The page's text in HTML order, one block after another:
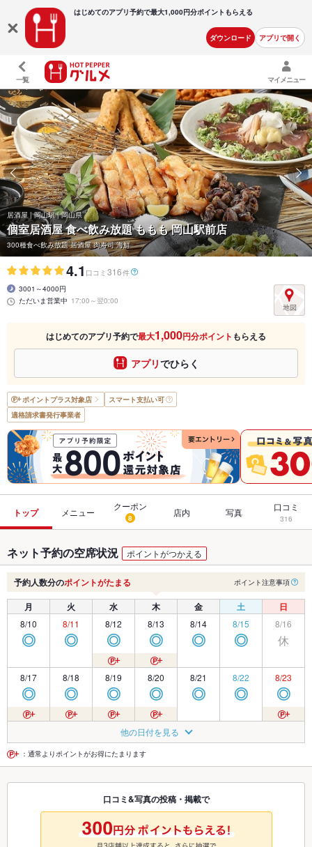
はじめてのアプリ予約で最大1,000円分ポイントもらえる
ダウンロード アプリで開く
一覧 マイメニュー
居酒屋 | 岡山駅 | 岡山県
個室居酒屋 食べ飲み放題 ももも 岡山駅前店
300種食べ飲み放題 居酒屋 肉寿司 海鮮
4.1 口コミ 316件
3001～4000円
ただいま営業中 17:00～翌0:00
はじめてのアプリ予約で最大1,000円分ポイント もらえる
アプリでひらく
ポイントプラス対象店
スマート支払い可
適格請求書発行事業者
トップ メニュー
クーポン
8 店内 写真 口コミ
316
ネット予約の空席状況 ポイントがつかえる
予約人数分のポイントがたまる ポイント注意事項
月 火 水 木 金 土 日
8/10
◎
8/11
◎
8/12
◎
8/13
◎
8/14
◎
8/15
◎
8/16
休
8/17
◎
8/18
◎
8/19
◎
8/20
◎
8/21
◎
8/22
◎
8/23
◎
◎ ◎
8/26
◎
8/27
◎
8/28
◎ ◎ ◎
8/31 9/1 9/2
◎
9/3
◎
9/4
◎
9/5 9/6
9/9 9/10 9/11 9/12
他の日付を見る
：通常よりポイントがお得にたまります
口コミ&写真の投稿・掲載で